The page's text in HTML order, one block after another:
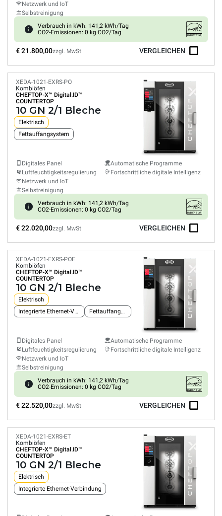
Netzwerk und IoT
Selbstreinigung
Verbrauch in kWh: 141,2 kWh/Tag
CO2-Emissionen: 0 kg CO2/Tag
€ 21.800,00zzgl. MwSt VERGLEICHEN
XEDA-1021-EXRS-PO
Kombiöfen
CHEFTOP-X™ Digital.ID™
COUNTERTOP
10 GN 2/1 Bleche
Elektrisch
Fettauffangsystem
Digitales Panel
Luftfeuchtigkeitsregulierung
Netzwerk und IoT
Selbstreinigung
Automatische Programme
Fortschrittliche digitale Intelligenz
Verbrauch in kWh: 141,2 kWh/Tag
CO2-Emissionen: 0 kg CO2/Tag
€ 22.020,00zzgl. MwSt VERGLEICHEN
XEDA-1021-EXRS-POE
Kombiöfen
CHEFTOP-X™ Digital.ID™
COUNTERTOP
10 GN 2/1 Bleche
Elektrisch
Integrierte Ethernet-Verbindung
Fettauffangsystem
Digitales Panel
Luftfeuchtigkeitsregulierung
Netzwerk und IoT
Selbstreinigung
Automatische Programme
Fortschrittliche digitale Intelligenz
Verbrauch in kWh: 141,2 kWh/Tag
CO2-Emissionen: 0 kg CO2/Tag
€ 22.520,00zzgl. MwSt VERGLEICHEN
XEDA-1021-EXRS-ET
Kombiöfen
CHEFTOP-X™ Digital.ID™
COUNTERTOP
10 GN 2/1 Bleche
Elektrisch
Integrierte Ethernet-Verbindung